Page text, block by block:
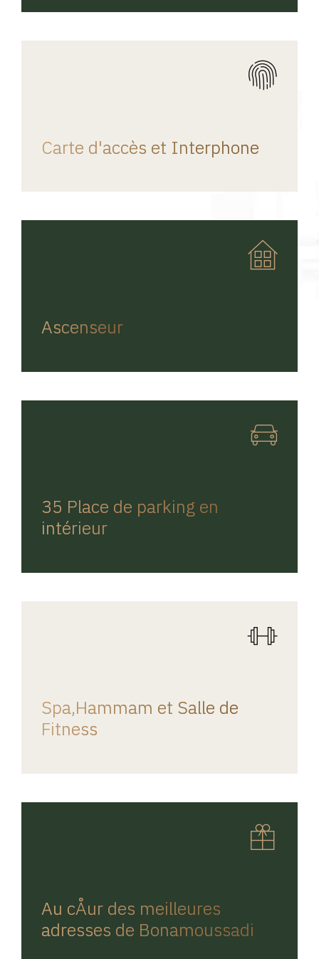
Carte d'accès et Interphone
Ascenseur
35 Place de parking en
intérieur
Spa,Hammam et Salle de
Fitness
Au cÅur des meilleures
adresses de Bonamoussadi